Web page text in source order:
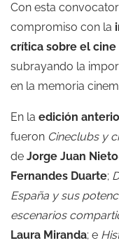
Con esta
compromiso con la
crítica sobre el
subrayando la
en la memoria
En la edición
fueron Cineclubs y
de Jorge Juan
Fernandes Duarte;
España y sus
escenarios
Laura Miranda; e